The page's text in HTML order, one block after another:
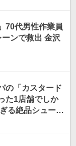
70代男性作業員
ンで救出 金沢
の「カスタード
た1店舗でしか
る絶品シューソ